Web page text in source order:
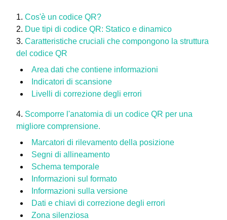
Cos'è un codice QR?
Due tipi di codice QR: Statico e dinamico
Caratteristiche cruciali che compongono la struttura
del codice QR
Area dati che contiene informazioni
Indicatori di scansione
Livelli di correzione degli errori
Scomporre l'anatomia di un codice QR per una
migliore comprensione.
Marcatori di rilevamento della posizione
Segni di allineamento
Schema temporale
Informazioni sul formato
Informazioni sulla versione
Dati e chiavi di correzione degli errori
Zona silenziosa